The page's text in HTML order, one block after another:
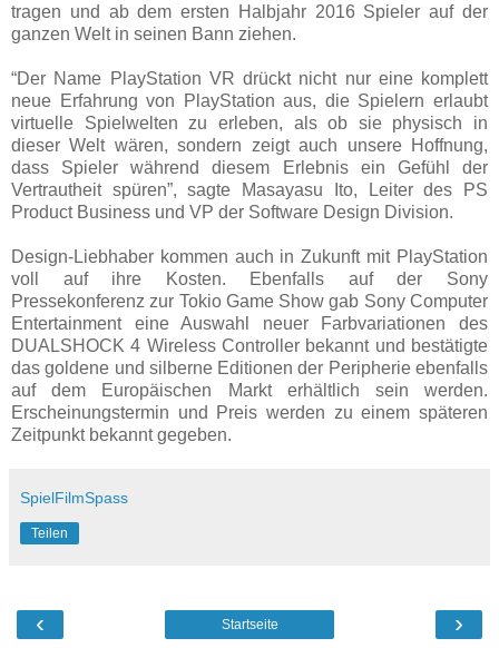
tragen und ab dem ersten Halbjahr 2016 Spieler auf der
ganzen Welt in seinen Bann ziehen.
“Der Name PlayStation VR drückt nicht nur eine komplett
neue Erfahrung von PlayStation aus, die Spielern erlaubt
virtuelle Spielwelten zu erleben, als ob sie physisch in
dieser Welt wären, sondern zeigt auch unsere Hoffnung,
dass Spieler während diesem Erlebnis ein Gefühl der
Vertrautheit spüren”, sagte Masayasu Ito, Leiter des PS
Product Business und VP der Software Design Division.
Design-Liebhaber kommen auch in Zukunft mit PlayStation
voll auf ihre Kosten. Ebenfalls auf der Sony
Pressekonferenz zur Tokio Game Show gab Sony Computer
Entertainment eine Auswahl neuer Farbvariationen des
DUALSHOCK 4 Wireless Controller bekannt und bestätigte
das goldene und silberne Editionen der Peripherie ebenfalls
auf dem Europäischen Markt erhältlich sein werden.
Erscheinungstermin und Preis werden zu einem späteren
Zeitpunkt bekannt gegeben.
SpielFilmSpass
Teilen
‹ ›
Startseite